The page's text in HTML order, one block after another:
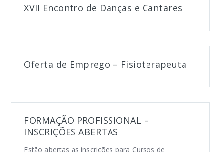
XVII Encontro de Danças e Cantares
Oferta de Emprego – Fisioterapeuta
FORMAÇÃO PROFISSIONAL –
INSCRIÇÕES ABERTAS
Estão abertas as inscrições para Cursos de